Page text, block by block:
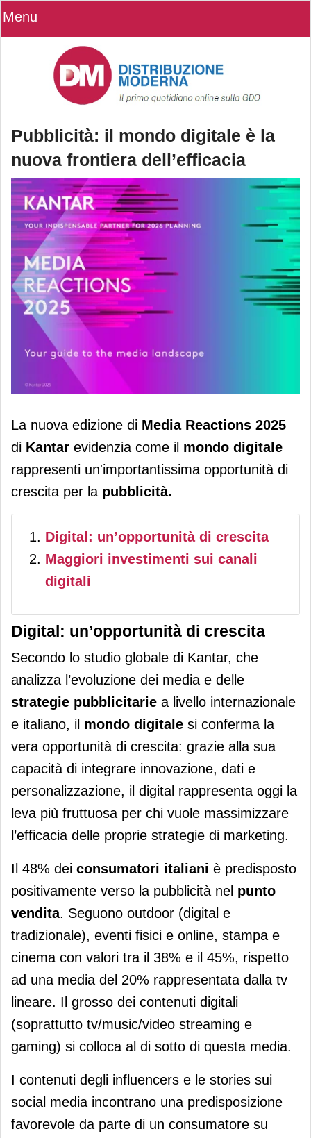
Menu
Pubblicità: il mondo digitale è la
nuova frontiera dell’efficacia
Pubblicità: il mondo digitale è la
La nuova edizione di Media Reactions 2025
di Kantar evidenzia come il mondo digitale
rappresenti un'importantissima opportunità di
crescita per la pubblicità.
Digital: un’opportunità di crescita
Maggiori investimenti sui canali
digitali
Digital: un’opportunità di crescita
Secondo lo studio globale di Kantar, che
analizza l’evoluzione dei media e delle
strategie pubblicitarie a livello internazionale
e italiano, il mondo digitale si conferma la
vera opportunità di crescita: grazie alla sua
capacità di integrare innovazione, dati e
personalizzazione, il digital rappresenta oggi la
leva più fruttuosa per chi vuole massimizzare
l’efficacia delle proprie strategie di marketing.
Il 48% dei consumatori italiani è predisposto
positivamente verso la pubblicità nel punto
vendita. Seguono outdoor (digital e
tradizionale), eventi fisici e online, stampa e
cinema con valori tra il 38% e il 45%, rispetto
ad una media del 20% rappresentata dalla tv
lineare. Il grosso dei contenuti digitali
(soprattutto tv/music/video streaming e
gaming) si colloca al di sotto di questa media.
I contenuti degli influencers e le stories sui
social media incontrano una predisposizione
favorevole da parte di un consumatore su